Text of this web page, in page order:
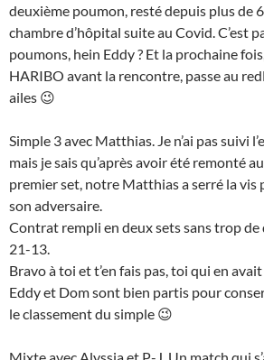
deuxième poumon, resté depuis plus de
chambre d’hôpital suite au Covid. C’est
poumons, hein Eddy ? Et la prochaine
HARIBO avant la rencontre, passe au
ailes 😉
Simple 3 avec Matthias. Je n’ai pas suivi
mais je sais qu’après avoir été remonté
premier set, notre Matthias a serré la vis
son adversaire.
Contrat rempli en deux sets sans trop
21-13.
Bravo à toi et t’en fais pas, toi qui en
Eddy et Dom sont bien partis pour
le classement du simple 😉
Mixte avec Alyssia et P-J. Un match qui